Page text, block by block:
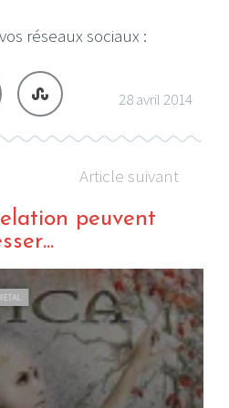
réseaux sociaux :
28 avril 2014
Article suivant
peuvent